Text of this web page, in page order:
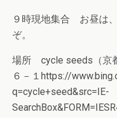
９時現地集合 お昼は
ぞ。
場所 cycle seeds（京
６－１https://
q=cycle+seed&src=IE-